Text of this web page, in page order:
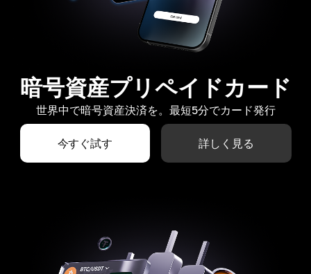
暗号資産プリペイドカード
世界中で暗号資産決済を。最短5分でカード発行
今すぐ試す 詳しく見る